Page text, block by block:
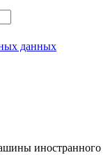
данных
иностранного